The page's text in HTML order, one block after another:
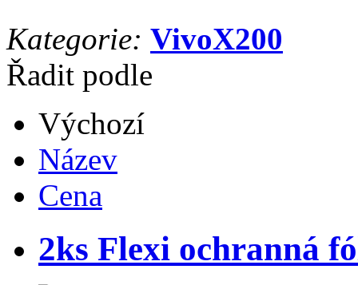
Kategorie: VivoX200
Řadit podle
Výchozí
Název
Cena
2ks Flexi ochranná